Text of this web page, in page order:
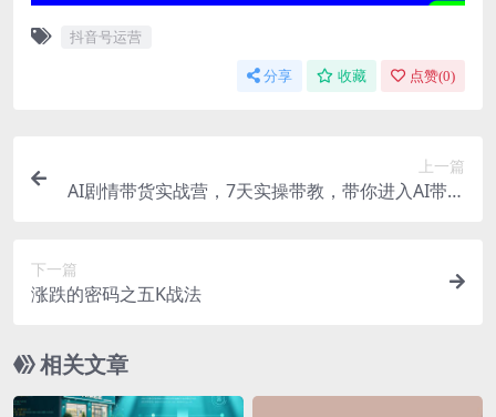
抖音号运营
分享 收藏 点赞(0)
上一篇
AI剧情带货实战营，7天实操带教，带你进入AI带货
下一篇
涨跌的密码之五K战法
相关文章